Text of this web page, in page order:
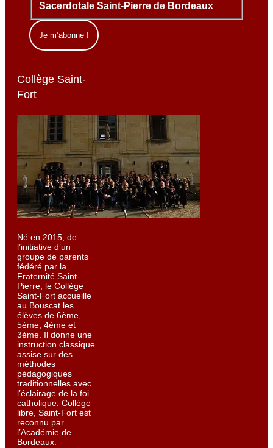
Sacerdotale Saint-Pierre de Bordeaux
Collège Saint-
Fort
Né en 2015, de
l’initiative d’un
groupe de parents
fédéré par la
Fraternité Saint-
Pierre, le Collège
Saint-Fort accueille
au Bouscat les
élèves de 6ème,
5ème, 4ème et
3ème. Il donne une
instruction classique
assise sur des
méthodes
pédagogiques
traditionnelles avec
l’éclairage de la foi
catholique. Collège
libre, Saint-Fort est
reconnu par
l’Académie de
Bordeaux.